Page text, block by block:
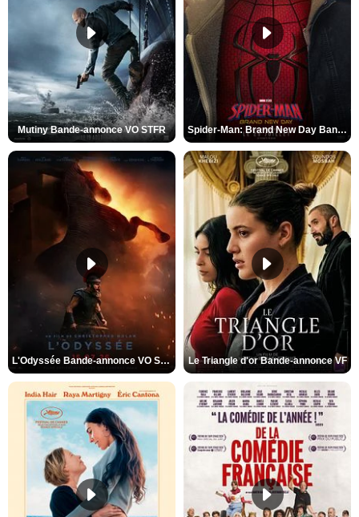
Mutiny Bande-annonce VO STFR Spider-Man: Brand New Day Bande-annonce VO STFR
L'Odyssée Bande-annonce VO STFR Le Triangle d'or Bande-annonce VF